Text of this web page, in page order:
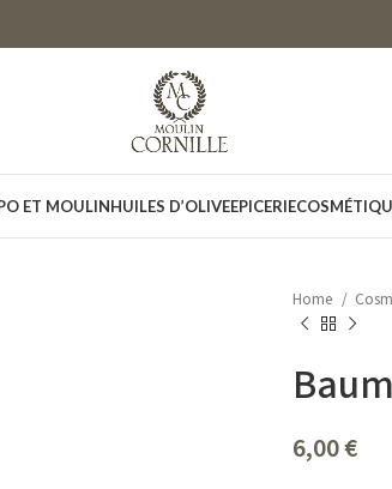
ET MOULINHUILES D’OLIVEEPICERIE
Home
6,00€